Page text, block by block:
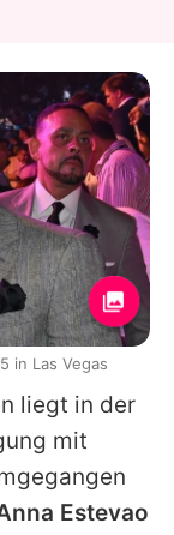
liegt in der
mit
Estevao
in Las Vegas